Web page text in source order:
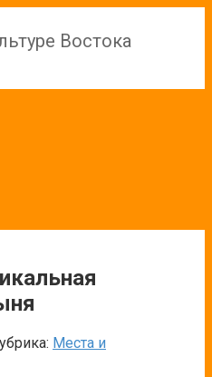
Востока
Места и